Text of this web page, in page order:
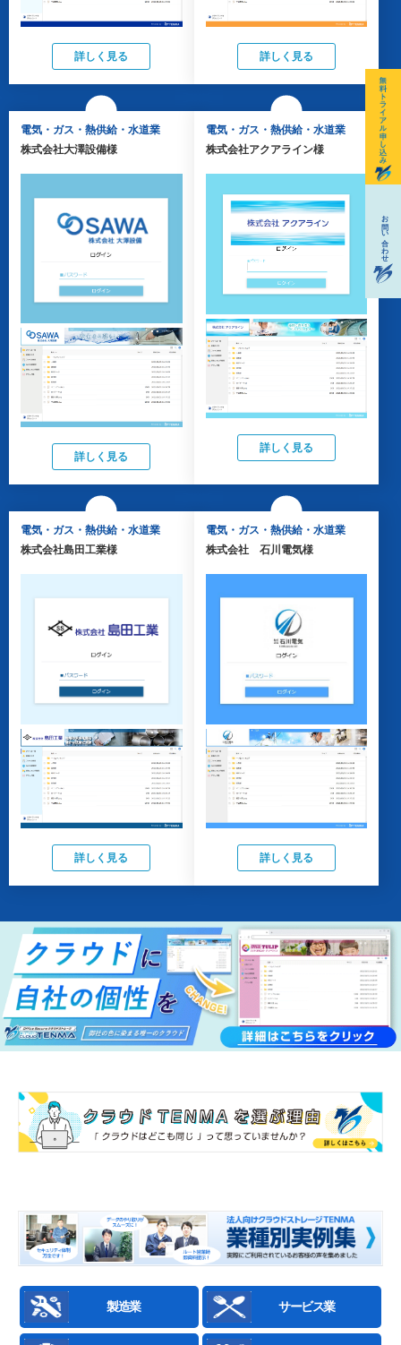
詳しく見る 詳しく見る
電気・ガス・熱供給・水道業
株式会社大澤設備様
詳しく見る
電気・ガス・熱供給・水道業
株式会社アクアライン様
詳しく見る
電気・ガス・熱供給・水道業
株式会社島田工業様
詳しく見る
電気・ガス・熱供給・水道業
株式会社 石川電気様
詳しく見る
製造業 サービス業